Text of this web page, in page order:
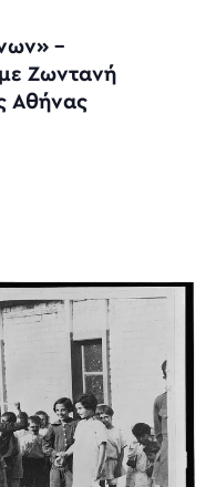
–
Ζωντανή
Αθήνας